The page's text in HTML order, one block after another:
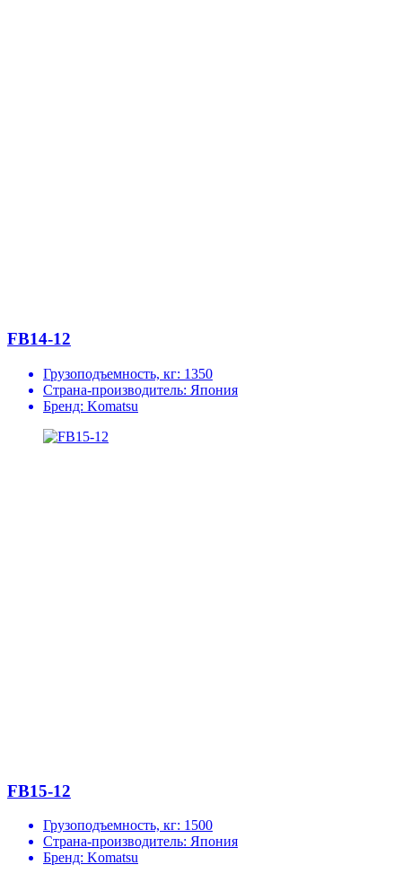
FB14-12
Грузоподъемность, кг: 1350
Страна-производитель: Япония
Бренд: Komatsu
FB15-12
Грузоподъемность, кг: 1500
Страна-производитель: Япония
Бренд: Komatsu